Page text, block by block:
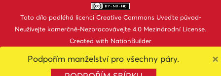
Toto dílo podléhá licenci Creative Commons Uveďte původ-
Neužívejte komerčně-Nezpracovávejte 4.0 Mezinárodní License.
Created with NationBuilder
Podpořím manželství pro všechny páry.
×